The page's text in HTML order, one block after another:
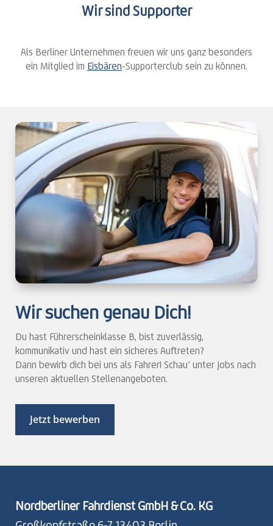
Wir sind Supporter
Als Berliner Unternehmen freuen wir uns ganz besonders
ein Mitglied im Eisbären-Supporterclub sein zu können.
Wir suchen genau Dich!
Du hast Führerscheinklasse B, bist zuverlässig,
kommunikativ und hast ein sicheres Auftreten?
Dann bewirb dich bei uns als Fahrer! Schau’ unter Jobs nach
unseren aktuellen Stellenangeboten.
Jetzt bewerben
Nordberliner Fahrdienst GmbH & Co. KG